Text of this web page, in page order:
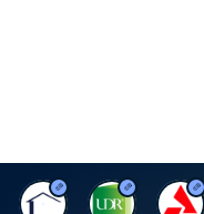
U U S